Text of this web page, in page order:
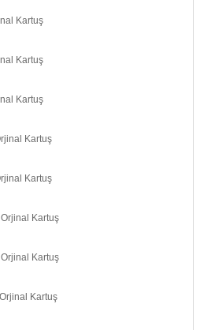
Kartuş
Kartuş
Kartuş
Kartuş
Kartuş
Kartuş
Kartuş
Kartuş